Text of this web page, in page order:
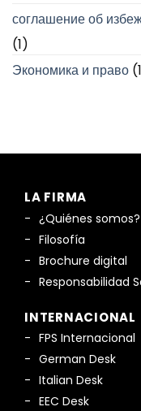
соглашение об
(1)
Экономика и право
LA FIRMA
¿Quiénes somos?
Filosofía
Brochure digital
Responsabilidad
INTERNACIONAL
FPS Internacional
German Desk
Italian Desk
EEC Desk